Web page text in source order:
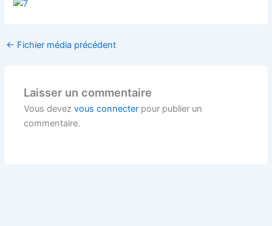
← Fichier média précédent
Laisser un commentaire
Vous devezvous connecter pour publier un
commentaire.